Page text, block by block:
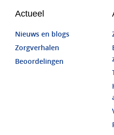
Actueel
Nieuws en blogs
Zorgverhalen
Beoordelingen